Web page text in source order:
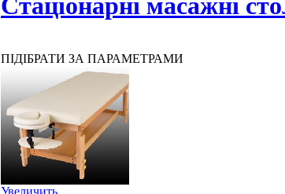
Стаціонарні масажні
ПІДІБРАТИ ЗА ПАРАМЕТРАМИ
Увеличить